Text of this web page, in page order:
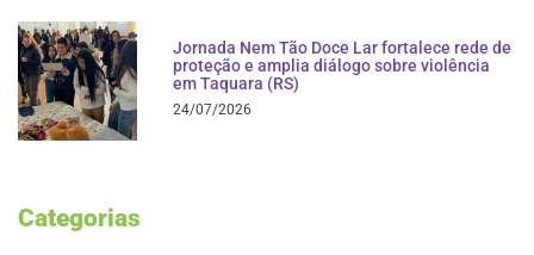
Jornada Nem Tão Doce Lar fortalece rede de
proteção e amplia diálogo sobre violência
em Taquara (RS)
24/07/2026
Categorias